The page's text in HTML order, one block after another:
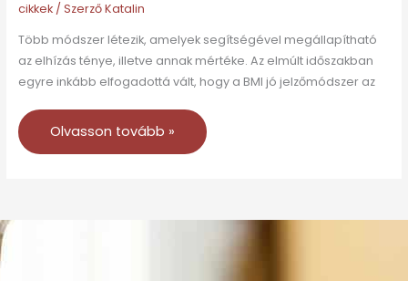
cikkek/ SzerzőKatalin
Több módszer létezik, amelyek segítségével megállapítható
az elhízás ténye, illetve annak mértéke. Az elmúlt időszakban
egyre inkább elfogadottá vált, hogy a BMI jó jelzőmódszer az
Olvasson tovább »